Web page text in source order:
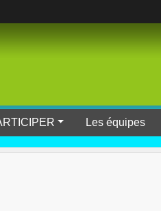
Les équipes